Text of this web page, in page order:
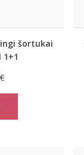
šortukai
1+1